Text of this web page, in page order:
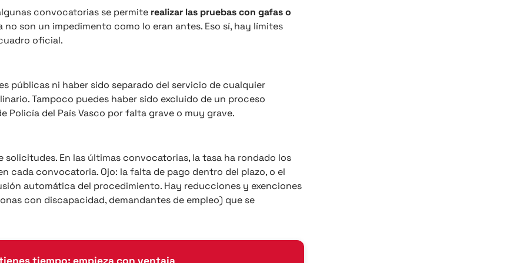
convocatorias se permite realizar las pruebas con gafas o
son un impedimento como lo eran antes. Eso sí, hay límites
oficial.
públicas ni haber sido separado del servicio de cualquier
Tampoco puedes haber sido excluido de un proceso
del País Vasco por falta grave o muy grave.
En las últimas convocatorias, la tasa ha rondado los
cada convocatoria. Ojo: la falta de pago dentro del plazo, o el
automática del procedimiento. Hay reducciones y exenciones
con discapacidad, demandantes de empleo) que se